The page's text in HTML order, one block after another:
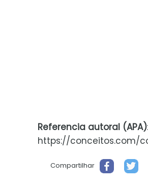
Referencia autoral (APA)
https://conceitos.com/
Compartilhar